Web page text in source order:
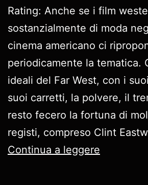
Rating: Anche se i film
sostanzialmente di moda
cinema americano ci
periodicamente la tematica.
ideali del Far West, con i
suoi carretti, la polvere, il
resto fecero la fortuna di
registi, compreso Clint
Continua a leggere